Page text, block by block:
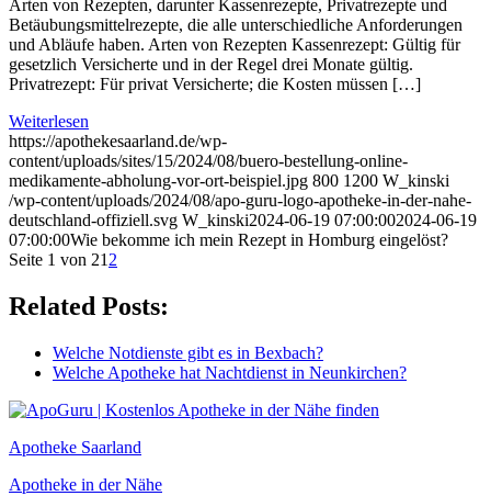
Arten von Rezepten, darunter Kassenrezepte, Privatrezepte und
Betäubungsmittelrezepte, die alle unterschiedliche Anforderungen
und Abläufe haben. Arten von Rezepten Kassenrezept: Gültig für
gesetzlich Versicherte und in der Regel drei Monate gültig.
Privatrezept: Für privat Versicherte; die Kosten müssen […]
Weiterlesen
https://apothekesaarland.de/wp-
content/uploads/sites/15/2024/08/buero-bestellung-online-
medikamente-abholung-vor-ort-beispiel.jpg 800 1200 W_kinski
/wp-content/uploads/2024/08/apo-guru-logo-apotheke-in-der-nahe-
deutschland-offiziell.svg W_kinski2024-06-19 07:00:002024-06-19
07:00:00Wie bekomme ich mein Rezept in Homburg eingelöst?
Seite 1 von 21 2
Related Posts:
Welche Notdienste gibt es in Bexbach?
Welche Apotheke hat Nachtdienst in Neunkirchen?
Apotheke Saarland
Apotheke in der Nähe